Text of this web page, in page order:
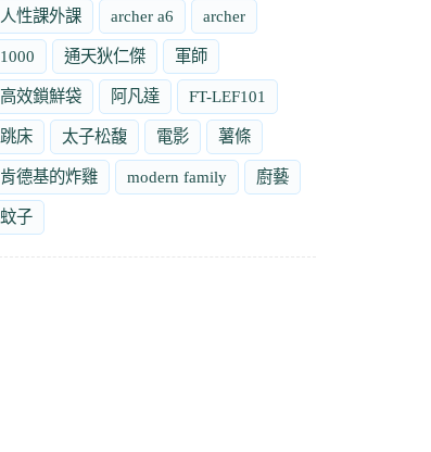
人性課外課 archer a6 archer
1000 通天狄仁傑 軍師
高效鎖鮮袋 阿凡達 FT-LEF101
跳床 太子松馥 電影 薯條
肯德基的炸雞 modern family 廚藝
蚊子